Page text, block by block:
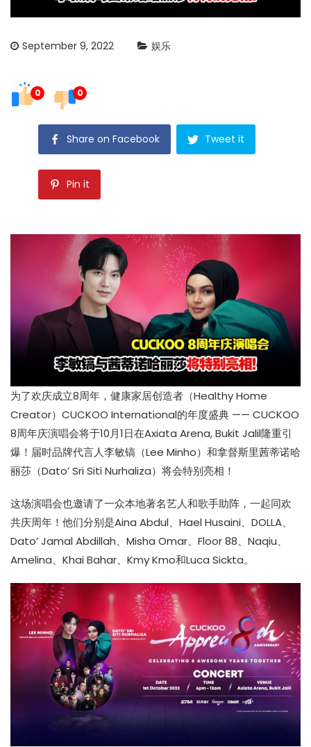
September 9, 2022 娱乐
0 0
Share on Facebook Tweet it
Pin it
为了欢庆成立8周年，健康家居创造者（Healthy Home
Creator）CUCKOO International的年度盛典 —— CUCKOO
8周年庆演唱会将于10月1日在Axiata Arena, Bukit Jalil隆重引
爆！届时品牌代言人李敏镐（Lee Minho）和拿督斯里茜蒂诺哈
丽莎（Dato’ Sri Siti Nurhaliza）将会特别亮相！
这场演唱会也邀请了一众本地著名艺人和歌手助阵，一起同欢
共庆周年！他们分别是Aina Abdul、Hael Husaini、DOLLA、
Dato’ Jamal Abdillah、Misha Omar、Floor 88、Naqiu、
Amelina、Khai Bahar、Kmy Kmo和Luca Sickta。